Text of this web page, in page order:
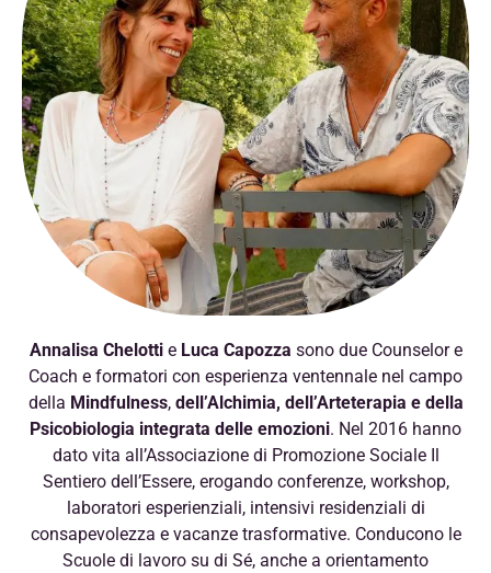
Annalisa ChelottieLuca Capozza sono due Counselor e
Coach e formatori con esperienza ventennale nel campo
della Mindfulness, dell’Alchimia, dell’Arteterapia e della
Psicobiologia integrata delle emozioni. Nel 2016 hanno
dato vita all’Associazione di Promozione Sociale Il
Sentiero dell’Essere, erogando conferenze, workshop,
laboratori esperienziali, intensivi residenziali di
consapevolezza e vacanze trasformative. Conducono le
Scuole di lavoro su di Sé, anche a orientamento